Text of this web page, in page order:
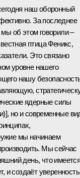
наш оборонный
За последнее
мы об этом говорили –
птица Феникс,
Это связано
уровне нашего
нашу
ядерные силы
но и современные
мы начинаем
Мы сейчас
день, что
и создаёт уверенность